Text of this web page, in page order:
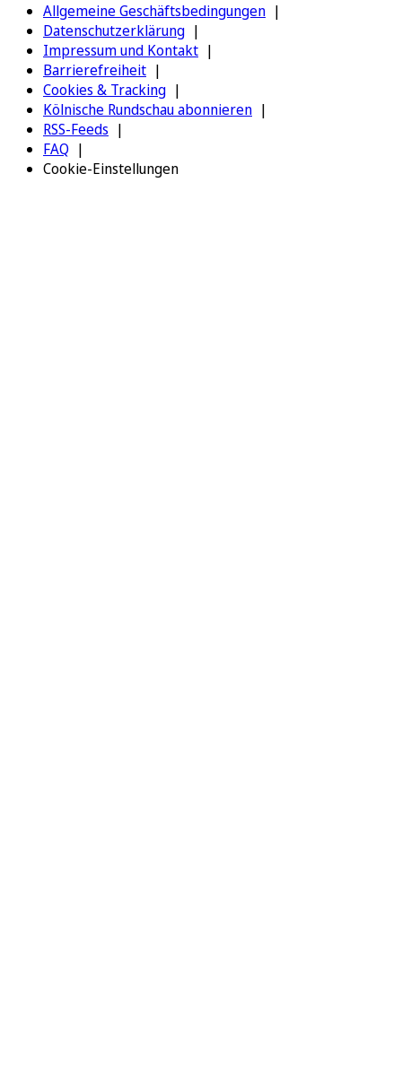
Allgemeine Geschäftsbedingungen
Datenschutzerklärung
Impressum und Kontakt
Barrierefreiheit
Cookies & Tracking
Kölnische Rundschau abonnieren
RSS-Feeds
FAQ
Cookie-Einstellungen